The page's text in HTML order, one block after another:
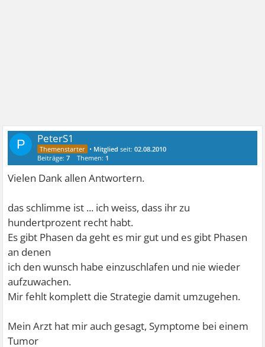
P PeterS1
• Mitglied seit:02.08.2010
Beiträge:7 Themen: 1
Vielen Dank allen Antwortern.
das schlimme ist ... ich weiss, dass ihr zu
hundertprozent recht habt.
Es gibt Phasen da geht es mir gut und es gibt Phasen
an denen
ich den wunsch habe einzuschlafen und nie wieder
aufzuwachen.
Mir fehlt komplett die Strategie damit umzugehen.
Mein Arzt hat mir auch gesagt, Symptome bei einem
Tumor